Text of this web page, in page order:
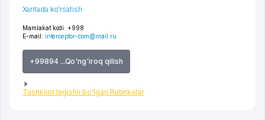
Mamlakat kodi: +998
E-mail: interceptor-com@mail.ru
+99894 ...Qo'ng'iroq qilish
Tashkilot tegishli bo'lgan Rubrikalar
Xaritada ko'rsatish